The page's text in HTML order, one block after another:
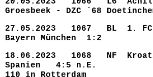
Groesbeek - DZC ´68
27.05.2023 1067 BL 1. FC
Bayern München
18.06.2023 1068 NF
Spanien 4:5
110 in Rotterdam